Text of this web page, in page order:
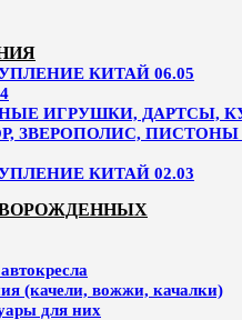
КИТАЙ 06.05
ИГРУШКИ, ДАРТСЫ,
ЗВЕРОПОЛИС, ПИСТОНЫ
КИТАЙ 02.03
(качели, вожжи, качалки)
для них